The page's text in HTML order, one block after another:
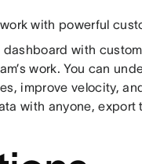
with powerful
with
work. You can
improve velocity,
with anyone, export